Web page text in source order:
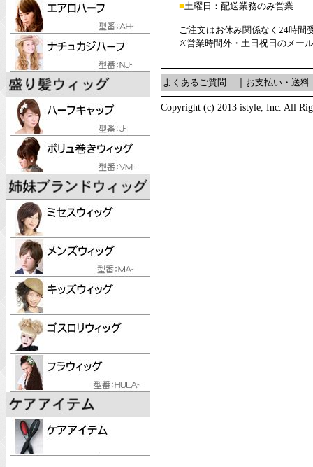
■土曜日：配送業務のみ営業
ご注文はお休み関係なく24時間
※営業時間外・土日祝日のメー
よくあるご質問 お支払い・送料
Copyright (c) 2013 istyle, Inc. All